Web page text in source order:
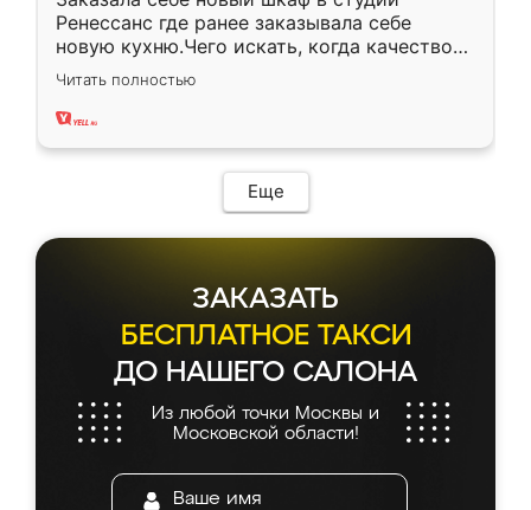
Ренессанс где ранее заказывала себе
новую кухню.Чего искать, когда качеством
вполне довольна. Служит кухня уже почти
два года, нареканий нет.
Читать полностью
Еще
ЗАКАЗАТЬ
БЕСПЛАТНОЕ ТАКСИ
ДО НАШЕГО САЛОНА
Из любой точки Москвы и
Московской области!